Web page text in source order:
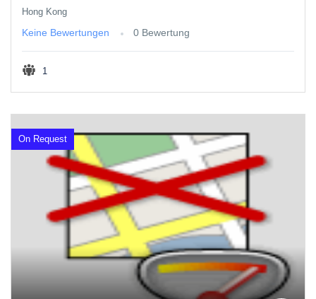
Hong Kong
Keine Bewertungen 0 Bewertung
1
On Request